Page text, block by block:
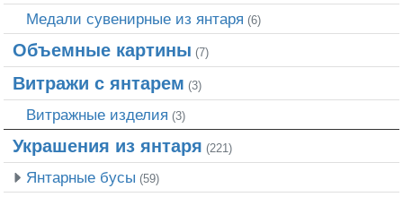
Медали сувенирные из янтаря (6)
Объемные картины (7)
Витражи с янтарем (3)
Витражные изделия (3)
Украшения из янтаря (221)
Янтарные бусы (59)